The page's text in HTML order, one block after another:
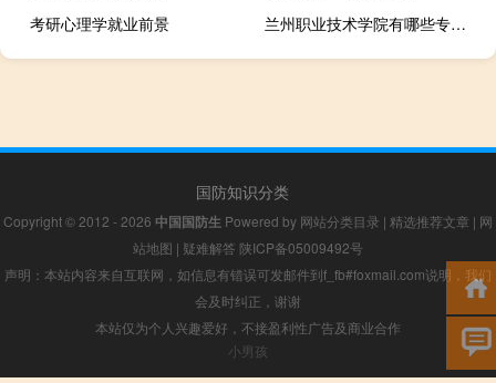
考研心理学就业前景
兰州职业技术学院有哪些专业？
国防知识分类
Copyright © 2012 - 2026 中国国防生 Powered by 网站分类目录 | 精选推荐文章 | 网
站地图 | 疑难解答 陕ICP备05009492号
声明：本站内容来自互联网，如信息有错误可发邮件到f_fb#foxmail.com说明，我们
会及时纠正，谢谢
本站仅为个人兴趣爱好，不接盈利性广告及商业合作
小男孩